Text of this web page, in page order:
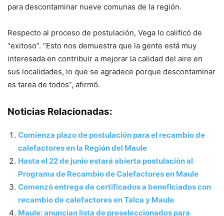
para descontaminar nueve comunas de la región.
Respecto al proceso de postulación, Vega lo calificó de
“exitoso”. “Esto nos demuestra que la gente está muy
interesada en contribuir a mejorar la calidad del aire en
sus localidades, lo que se agradece porque descontaminar
es tarea de todos”, afirmó.
Noticias Relacionadas:
Comienza plazo de postulación para el recambio de
calefactores en la Región del Maule
Hasta el 22 de junio estará abierta postulación al
Programa de Recambio de Calefactores en Maule
Comenzó entrega de certificados a beneficiados con
recambio de calefactores en Talca y Maule
Maule: anuncian lista de preseleccionados para